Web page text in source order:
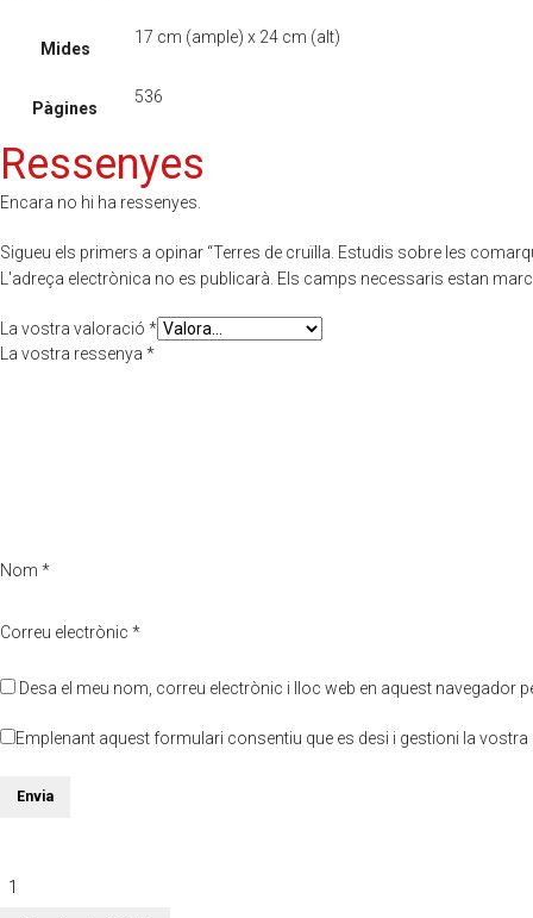
Mides
17 cm (ample) x 24 cm (alt)
Pàgines
536
Ressenyes
Encara no hi ha ressenyes.
Sigueu els primers a opinar “Terres de cruïlla. Estudis sobre les
L'adreça electrònica no es publicarà. Els camps necessaris estan
La vostra valoració *
La vostra ressenya *
Nom *
Correu electrònic *
Desa el meu nom, correu electrònic i lloc web en aquest navegador
Emplenant aquest formulari consentiu que es desi i gestioni la
quantitat de Terres de cruïlla. Estudis sobre les comarques de la